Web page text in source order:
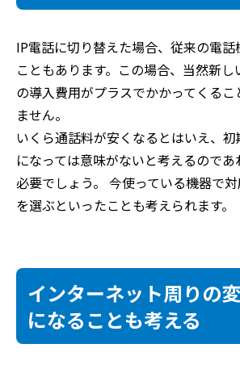
IP電話に切り替えた場合、従来の電話
こともあります。この場合、当然新
の導入費用がプラスでかかってくる
ません。
いくら通話料が安くなるとはいえ、
になっては意味がないと考えるので
必要でしょう。 今使っている機器で
を選ぶといったことも考えられます。
インターネット周りの
になることも考える